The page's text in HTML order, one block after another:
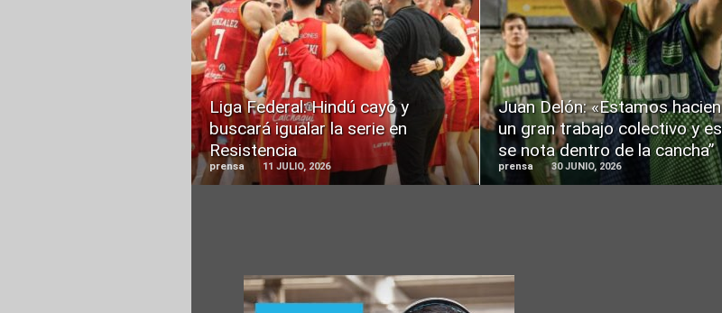
Liga Federal: Hindú cayó y
buscará igualar la serie en
Resistencia
prensa 11 JULIO, 2026
READ
MORE
Juan Delón: «Estamos
un gran trabajo colectivo y
se nota dentro de la cancha”
prensa 30 JUNIO, 2026
READ
MORE